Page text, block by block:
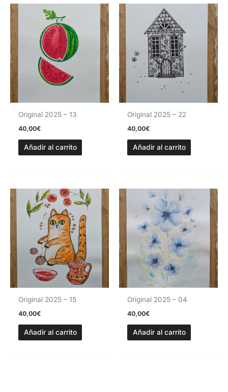
Original 2025 – 13
40,00€
Añadir al carrito
Original 2025 – 22
40,00€
Añadir al carrito
Original 2025 – 15
40,00€
Añadir al carrito
Original 2025 – 04
40,00€
Añadir al carrito